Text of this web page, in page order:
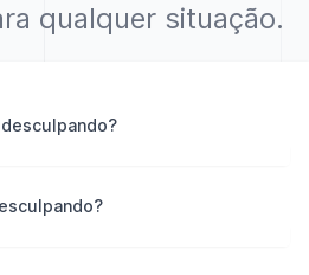
qualquer situação.